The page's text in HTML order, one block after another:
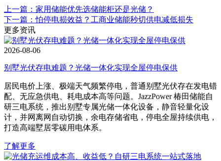
上一篇：家用储能优先选储能柜还是光储？
下一篇：怕停电损效益？工商业储能秒切供电减低损失
更多资讯
2026-08-06
别墅光伏存电难题？光储一体化实现全屋停电保供
居民电价上涨、极端天气频繁停电，普通别墅光伏存在发电错
配、无应急供电、耗电成本高等问题。JazzPower 椿田储能自
研三电系统，推出别墅专属光储一体化设备，静音轻量化设
计，并网离网自动切换，余电存储省电，停电全屋持续供电，
打造高端墅居零碳用电体系。
了解更多